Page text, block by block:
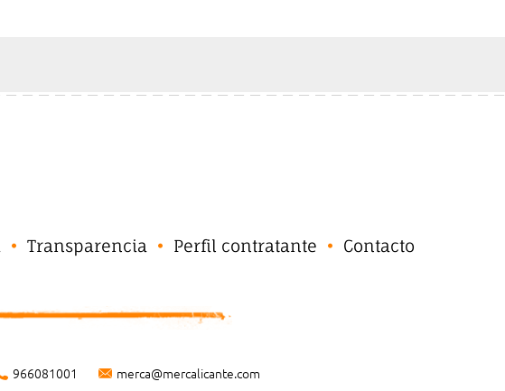
Transparencia Perfil contratante Contacto
966081001 merca@mercalicante.com